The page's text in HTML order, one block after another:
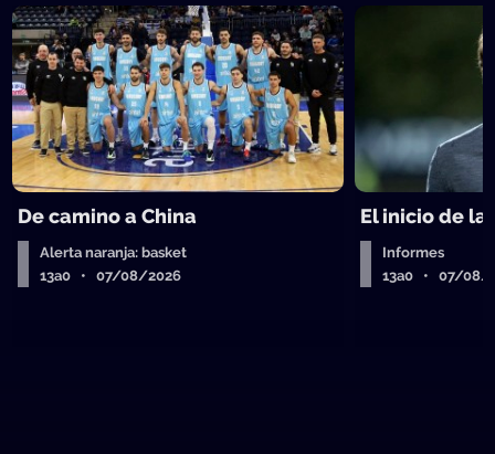
De camino a China
Alerta naranja: basket
13a0 • 07/08/2026
El inicio de la
Informes
13a0 • 07/08/